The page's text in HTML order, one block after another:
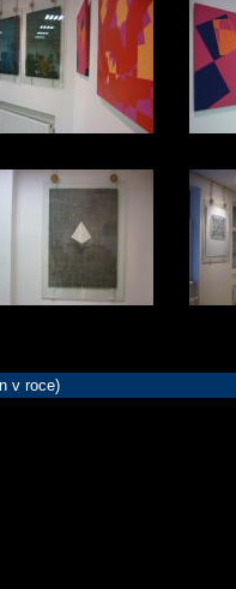
v roce)